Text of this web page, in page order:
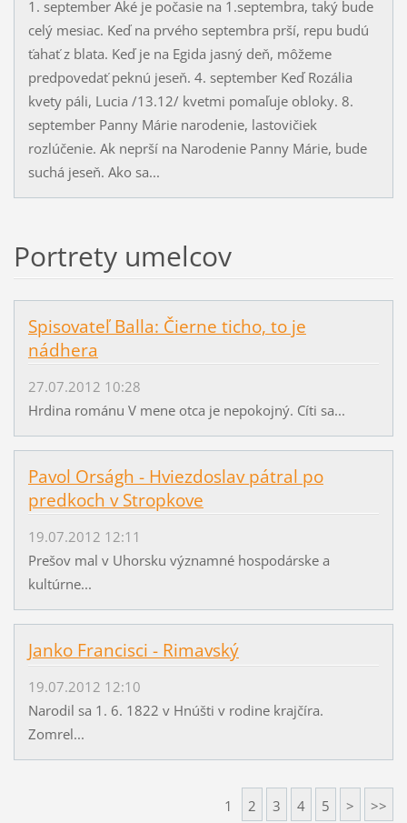
1. september Aké je počasie na 1.septembra, taký bude
celý mesiac. Keď na prvého septembra prší, repu budú
ťahať z blata. Keď je na Egida jasný deň, môžeme
predpovedať peknú jeseň. 4. september Keď Rozália
kvety páli, Lucia /13.12/ kvetmi pomaľuje obloky. 8.
september Panny Márie narodenie, lastovičiek
rozlúčenie. Ak neprší na Narodenie Panny Márie, bude
suchá jeseň. Ako sa...
Portrety umelcov
Spisovateľ Balla: Čierne ticho, to je
nádhera
27.07.2012 10:28
Hrdina románu V mene otca je nepokojný. Cíti sa...
Pavol Orságh - Hviezdoslav pátral po
predkoch v Stropkove
19.07.2012 12:11
Prešov mal v Uhorsku významné hospodárske a
kultúrne...
Janko Francisci - Rimavský
19.07.2012 12:10
Narodil sa 1. 6. 1822 v Hnúšti v rodine krajčíra.
Zomrel...
1 2 3 4 5 > >>